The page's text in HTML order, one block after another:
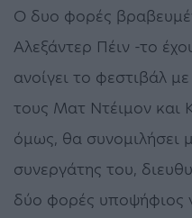
Ο δυο φορές
Αλεξάντερ Πέιν -το
ανοίγει το φεστιβάλ
τους Ματ Ντέιμον και
όμως, θα συνομιλήσει
συνεργάτης του,
δύο φορές υποψήφιος